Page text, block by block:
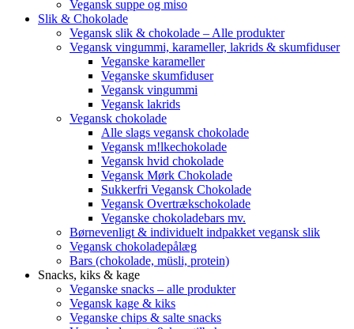
Vegansk suppe og miso
Slik & Chokolade
Vegansk slik & chokolade – Alle produkter
Vegansk vingummi, karameller, lakrids & skumfiduser
Veganske karameller
Veganske skumfiduser
Vegansk vingummi
Vegansk lakrids
Vegansk chokolade
Alle slags vegansk chokolade
Vegansk m!lkechokolade
Vegansk hvid chokolade
Vegansk Mørk Chokolade
Sukkerfri Vegansk Chokolade
Vegansk Overtrækschokolade
Veganske chokoladebars mv.
Børnevenligt & individuelt indpakket vegansk slik
Vegansk chokoladepålæg
Bars (chokolade, müsli, protein)
Snacks, kiks & kage
Veganske snacks – alle produkter
Vegansk kage & kiks
Veganske chips & salte snacks